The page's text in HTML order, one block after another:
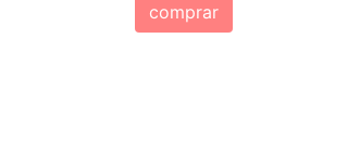
comprar